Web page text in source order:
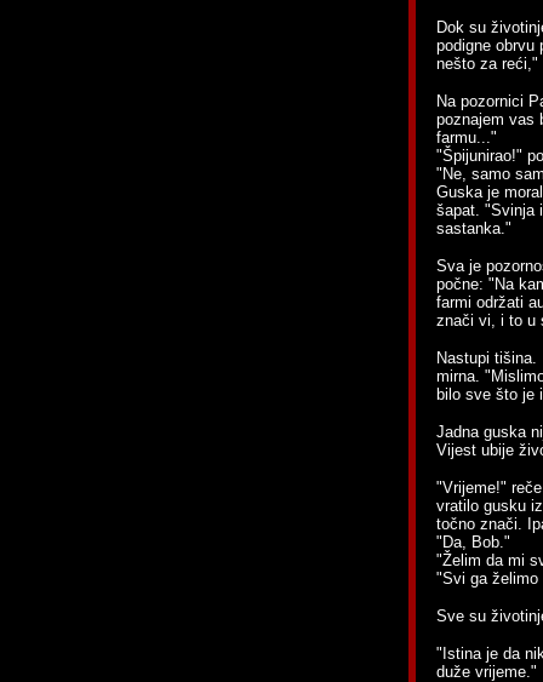
Dok su
podigne obrvu
nešto za reći,"
Na pozornici
poznajem vas
farmu..."
"Špijunirao!"
"Ne, samo
Guska je
šapat. "Svinja
sastanka."
Sva je
počne: "Na
farmi održati
znači vi, i to u
Nastupi
mirna.
bilo sve što je
Jadna guska
Vijest ubije
"Vrijeme!"
vratilo gusku
točno znači.
"Da, Bob."
"Želim da mi
"Svi ga želimo
Sve su
"Istina je da
duže vrijeme."